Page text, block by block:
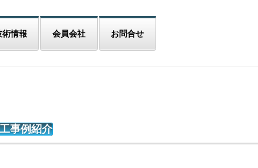
術情報 会員会社 お問合せ
事例紹介